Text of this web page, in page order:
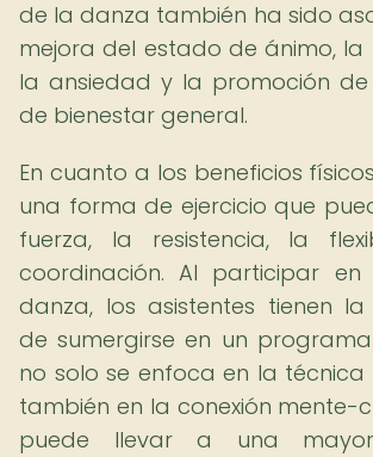
de la danza también ha sido
mejora del estado de ánimo, la
la ansiedad y la promoción de
de bienestar general.
En cuanto a los beneficios
una forma de ejercicio que
fuerza, la resistencia, la
coordinación. Al participar
danza, los asistentes tienen
de sumergirse en un
no solo se enfoca en la técnica
también en la conexión mente-
puede llevar a una mayor